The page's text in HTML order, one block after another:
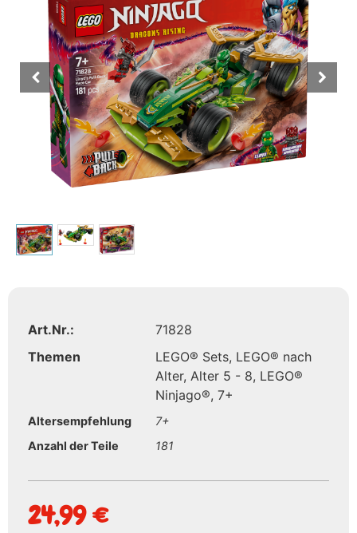
Art.Nr.:
71828
Themen
LEGO® Sets, LEGO® nach
Alter, Alter 5 - 8, LEGO®
Ninjago®, 7+
Altersempfehlung
7+
Anzahl der Teile
181
24,99€